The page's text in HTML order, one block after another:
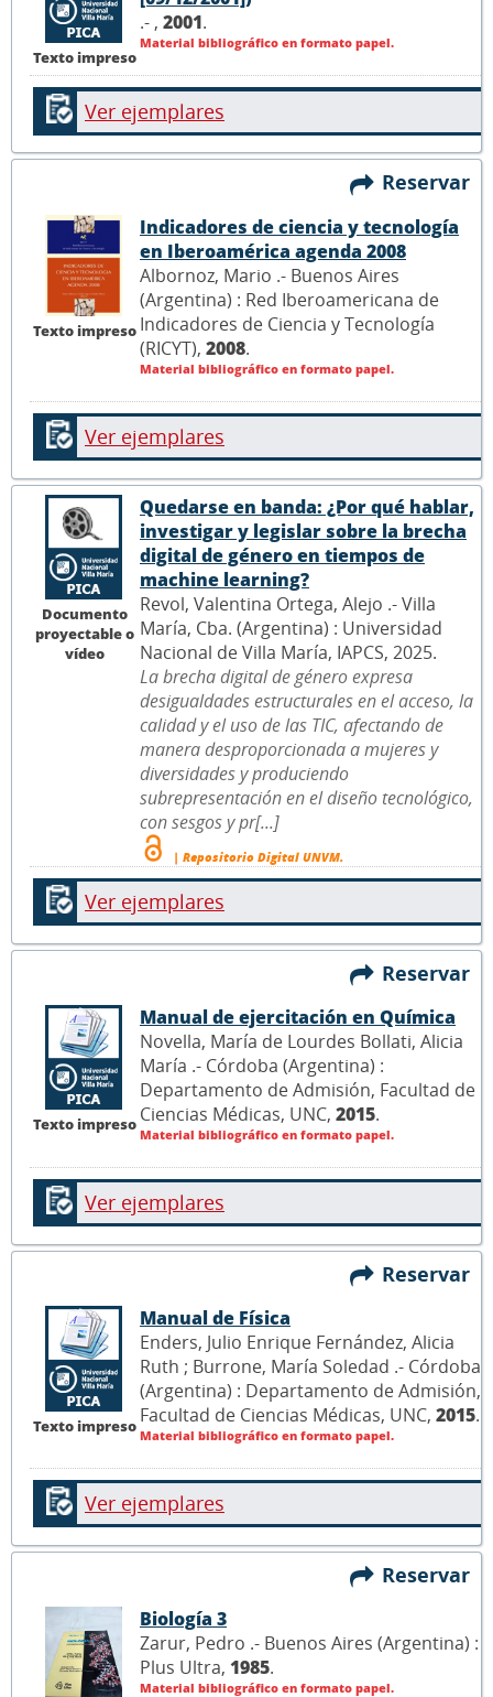
Texto impreso
.- , 2001.
Material bibliográfico en formato papel.
Ver ejemplares
Reservar
Texto impreso
Indicadores de ciencia y tecnología
en Iberoamérica agenda 2008
Albornoz, Mario .- Buenos Aires
(Argentina) : Red Iberoamericana de
Indicadores de Ciencia y Tecnología
(RICYT), 2008.
Material bibliográfico en formato papel.
Ver ejemplares
Documento
proyectable o
vídeo
Quedarse en banda: ¿Por qué hablar,
investigar y legislar sobre la brecha
digital de género en tiempos de
machine learning?
Revol, Valentina Ortega, Alejo .- Villa
María, Cba. (Argentina) : Universidad
Nacional de Villa María, IAPCS, 2025.
La brecha digital de género expresa
desigualdades estructurales en el acceso, la
calidad y el uso de las TIC, afectando de
manera desproporcionada a mujeres y
diversidades y produciendo
subrepresentación en el diseño tecnológico,
con sesgos y pr[...]
| Repositorio Digital UNVM.
Ver ejemplares
Reservar
Texto impreso
Manual de ejercitación en Química
Novella, María de Lourdes Bollati, Alicia
María .- Córdoba (Argentina) :
Departamento de Admisión, Facultad de
Ciencias Médicas, UNC, 2015.
Material bibliográfico en formato papel.
Ver ejemplares
Reservar
Texto impreso
Manual de Física
Enders, Julio Enrique Fernández, Alicia
Ruth ; Burrone, María Soledad .- Córdoba
(Argentina) : Departamento de Admisión,
Facultad de Ciencias Médicas, UNC, 2015.
Material bibliográfico en formato papel.
Ver ejemplares
Reservar
Biología 3
Zarur, Pedro .- Buenos Aires (Argentina) :
Plus Ultra, 1985.
Material bibliográfico en formato papel.